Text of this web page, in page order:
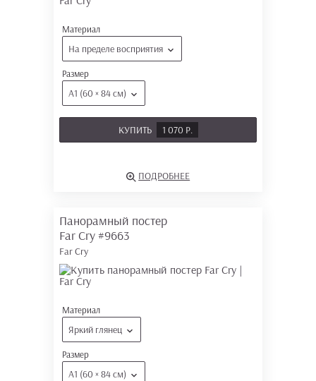
Материал
На пределе восприятия
Размер
А1 (60 × 84 см)
КУПИТЬ 1 070 Р.
ПОДРОБНЕЕ
Панорамный постер
Far Cry #9663
Far Cry
Материал
Яркий глянец
Размер
А1 (60 × 84 см)